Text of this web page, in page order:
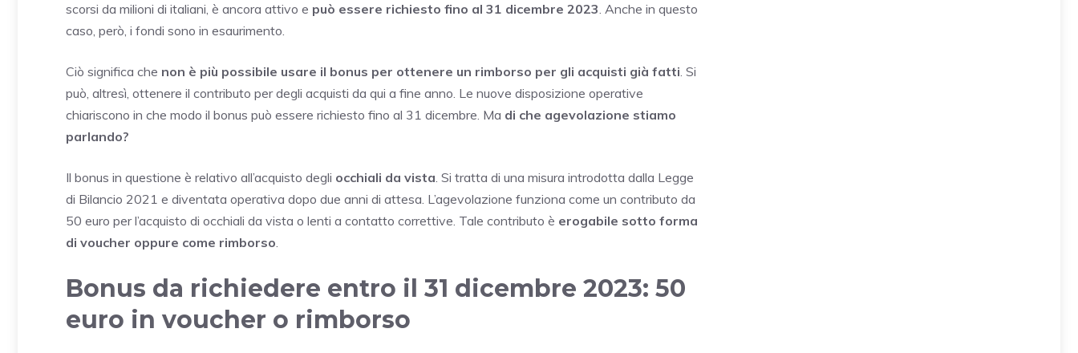
scorsi da milioni di italiani, è ancora attivo e può essere richiesto fino al 31 dicembre 2023. Anche in questo
caso, però, i fondi sono in esaurimento.
Ciò significa che non è più possibile usare il bonus per ottenere un rimborso per gli acquisti già fatti. Si
può, altresì, ottenere il contributo per degli acquisti da qui a fine anno. Le nuove disposizione operative
chiariscono in che modo il bonus può essere richiesto fino al 31 dicembre. Ma di che agevolazione stiamo
parlando?
Il bonus in questione è relativo all’acquisto degli occhiali da vista. Si tratta di una misura introdotta dalla Legge
di Bilancio 2021 e diventata operativa dopo due anni di attesa. L’agevolazione funziona come un contributo da
50 euro per l’acquisto di occhiali da vista o lenti a contatto correttive. Tale contributo è erogabile sotto forma
di voucher oppure come rimborso.
Bonus da richiedere entro il 31 dicembre 2023: 50
euro in voucher o rimborso